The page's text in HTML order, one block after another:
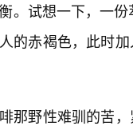
。试想一下，一
的赤褐色，此时
那野性难驯的苦